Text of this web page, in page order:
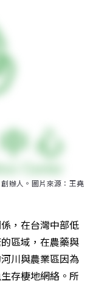
辦人。圖片來源：王堯
，在台灣中部低
區域，在農藥與
川與農業區因為
存棲地網絡。所